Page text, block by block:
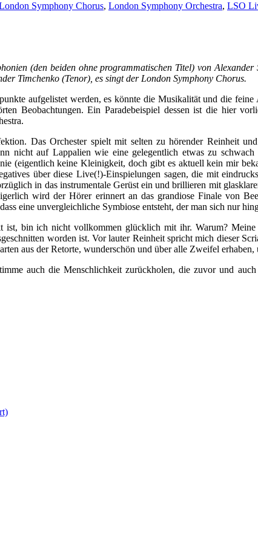
Symphony Chorus, London Symphony Orchestra, LSO
(den beiden ohne programmatischen Titel) von
Timchenko (Tenor), es singt der London Symphony Chorus.
aufgelistet werden, es könnte die Musikalität und die
Beobachtungen. Ein Paradebeispiel dessen ist die hier
Das Orchester spielt mit selten zu hörender Reinheit
nicht auf Lappalien wie eine gelegentlich etwas zu schwach
(eigentlich keine Kleinigkeit, doch gibt es aktuell kein mir
über diese Live(!)-Einspielungen sagen, die mit
in das instrumentale Gerüst ein und brillieren mit
wird der Hörer erinnert an das grandiose Finale von
eine unvergleichliche Symbiose entsteht, der man sich nur
bin ich nicht vollkommen glücklich mit ihr. Warum?
worden ist. Vor lauter Reinheit spricht mich dieser
aus der Retorte, wunderschön und über alle Zweifel erhaben,
auch die Menschlichkeit zurückholen, die zuvor und